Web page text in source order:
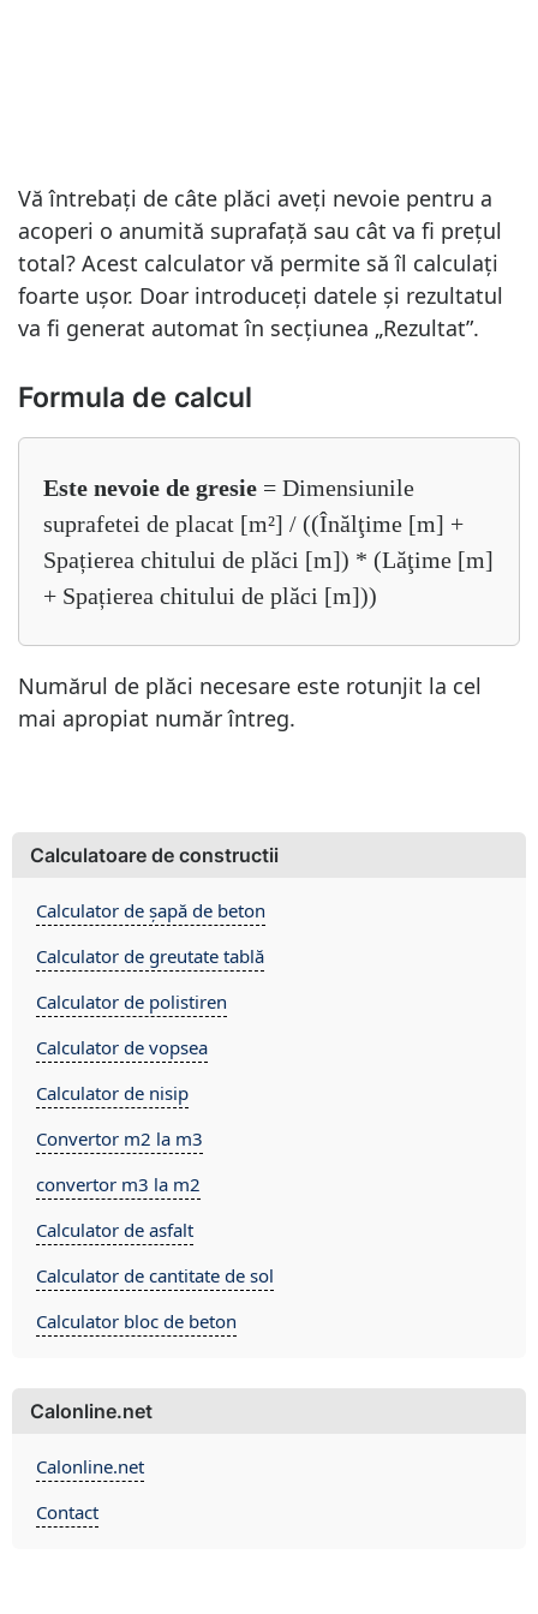
Vă întrebați de câte plăci aveți nevoie pentru a
acoperi o anumită suprafață sau cât va fi prețul
total? Acest calculator vă permite să îl calculați
foarte ușor. Doar introduceți datele și rezultatul
va fi generat automat în secțiunea „Rezultat”.
Formula de calcul
Este nevoie de gresie = Dimensiunile
suprafetei de placat [m²] / ((Înălţime [m] +
Spațierea chitului de plăci [m]) * (Lăţime [m]
+ Spațierea chitului de plăci [m]))
Numărul de plăci necesare este rotunjit la cel
mai apropiat număr întreg.
Calculatoare de constructii
Calculator de șapă de beton
Calculator de greutate tablă
Calculator de polistiren
Calculator de vopsea
Calculator de nisip
Convertor m2 la m3
convertor m3 la m2
Calculator de asfalt
Calculator de cantitate de sol
Calculator bloc de beton
Calonline.net
Calonline.net
Contact